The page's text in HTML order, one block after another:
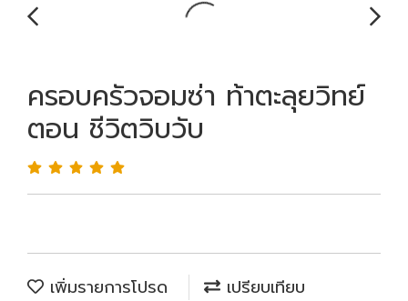
ครอบครัวจอมซ่า ท้าตะลุยวิทย์
ตอน ชีวิตวิบวับ
เพิ่มรายการโปรด
เปรียบเทียบ